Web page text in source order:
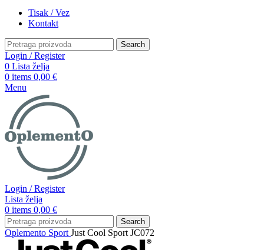
Tisak / Vez
Kontakt
Search
Login / Register
0 Lista želja
0 items 0,00 €
Menu
Login / Register
Lista želja
0 items 0,00 €
Search
Oplemento Sport Just Cool Sport JC072